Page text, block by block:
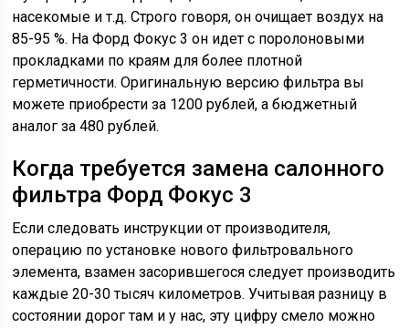
насекомые и т.д. Строго говоря, он очищает воздух на
85-95 %. На Форд Фокус 3 он идет с поролоновыми
прокладками по краям для более плотной
герметичности. Оригинальную версию фильтра вы
можете приобрести за 1200 рублей, а бюджетный
аналог за 480 рублей.
Когда требуется замена салонного
фильтра Форд Фокус 3
Если следовать инструкции от производителя,
операцию по установке нового фильтровального
элемента, взамен засорившегося следует производить
каждые 20-30 тысяч километров. Учитывая разницу в
состоянии дорог там и у нас, эту цифру смело можно